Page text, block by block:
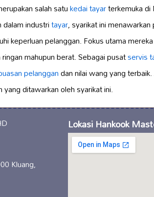
salah satukedai tayarterkemuka
industritayar, syarikat ini
keperluan pelanggan. Fokus utama
mahupun berat. Sebagai pusatservis
pelanggandan nilai wang yang
yang ditawarkan oleh syarikat ini.
Kluang,
Lokasi Hankook